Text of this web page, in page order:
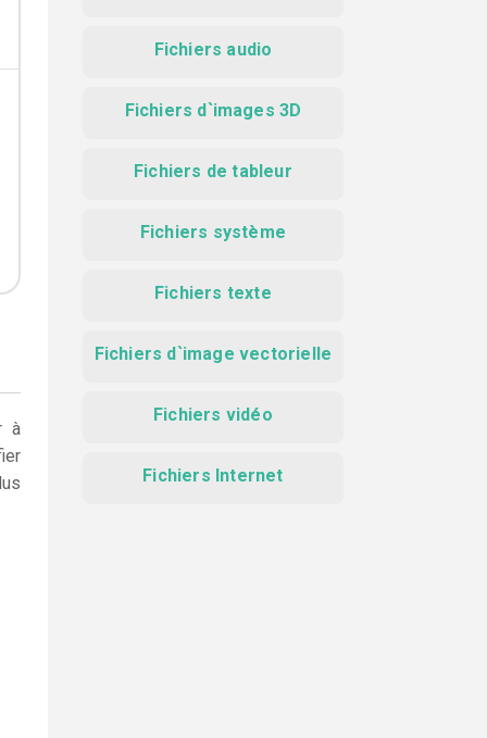
à
Fichiers audio
Fichiers d`images 3D
Fichiers de tableur
Fichiers système
Fichiers texte
Fichiers d`image vectorielle
Fichiers vidéo
Fichiers Internet